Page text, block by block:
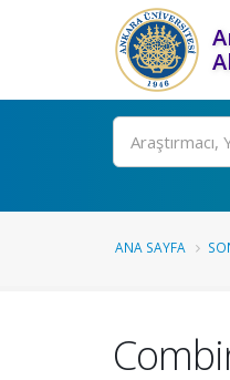
Ara
ANA SAYFA